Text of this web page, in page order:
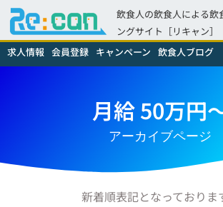
飲食人の飲食人による飲
ングサイト［リキャン］
求人情報 会員登録 キャンペーン 飲食人ブログ
月給 50万円
アーカイブページ
新着順表記となっておりま